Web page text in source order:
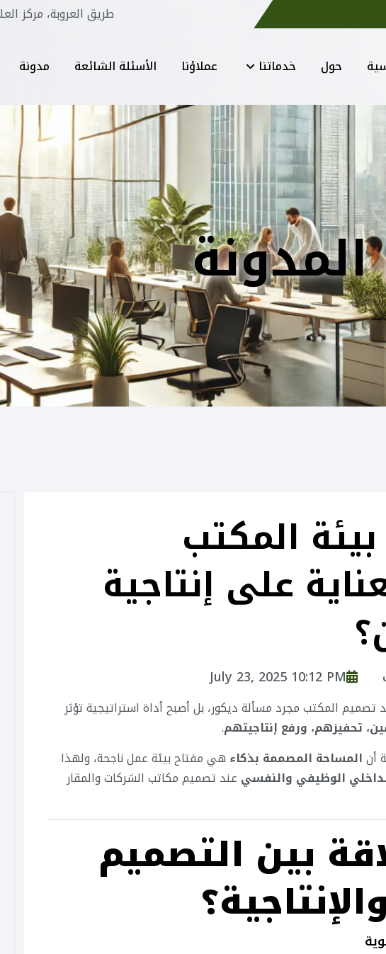
طريق العروبة، مركز
حول خدماتنا عملاؤنا الأسئلة الشائعة مدونة
المكتب
على إنتاجية
July 23, 2025 10:12 PM
تصميم المكتب مجرد مسألة ديكور، بل أصبح أداة استراتيجية تؤثر
تحفيزهم، ورفع إنتاجيتهم.
المساحة المصممة بذكاء هي مفتاح بيئة عمل ناجحة، ولهذا
الوظيفي والنفسي عند تصميم مكاتب الشركات والمقار
بين التصميم